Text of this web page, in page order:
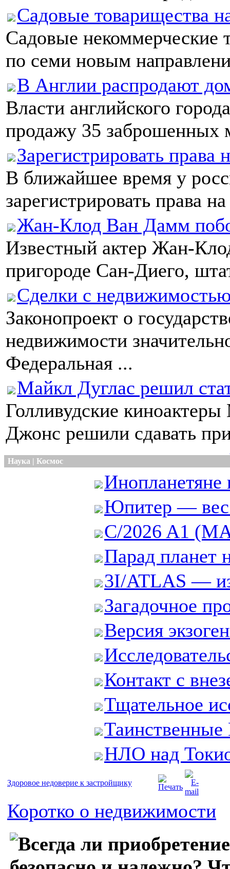
Садовые товарищества
Садовые некоммерческие
по семи новым
В Англии распродают
Власти английского
продажу 35 заброшенных
Зарегистрировать права
В ближайшее время у
зарегистрировать права
Жан-Клод Ван Дамм
Известный актер Жан-
пригороде Сан-Диего,
Сделки с
Законопроект о
недвижимости
Федеральная ...
Майкл Дуглас решил
Голливудские
Джонс решили сдавать
Наука | Космос
Инопланетяне
Юпитер — вес
C/2026 A1
Парад планет
3I/ATLAS —
Загадочное
Версия
Контакт с
Тщательное
НЛО над
Здоровое недоверие к застройщику
Коротко о недвижимости